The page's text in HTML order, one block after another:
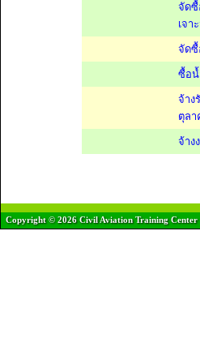
จัดซื้
เจา
จัดซื้
ซื้อน้
จ้าง
ตุลา
จ้าง
Copyright © 2026 Civil Aviation Training Center